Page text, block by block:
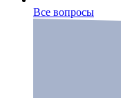
Все вопросы